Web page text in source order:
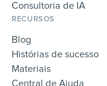
Consultoria de IA
RECURSOS
Blog
Histórias de sucesso
Materiais
Central de Ajuda